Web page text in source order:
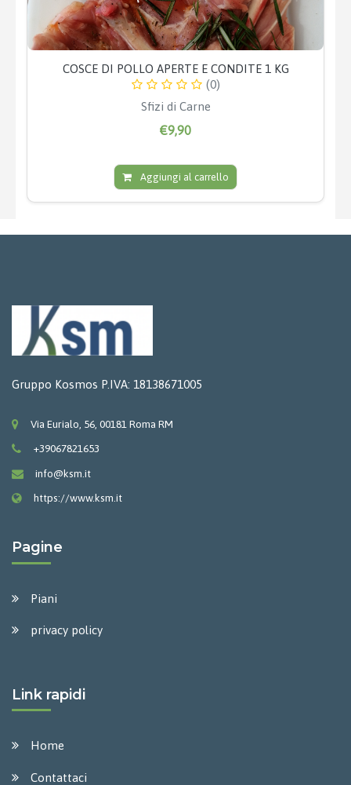
COSCE DI POLLO APERTE E CONDITE 1 KG
(0)
Sfizi di Carne
€9,90
Aggiungi al carrello
Gruppo Kosmos P.IVA: 18138671005
Via Eurialo, 56, 00181 Roma RM
+39067821653
info@ksm.it
https://www.ksm.it
Pagine
Piani
privacy policy
Link rapidi
Home
Contattaci